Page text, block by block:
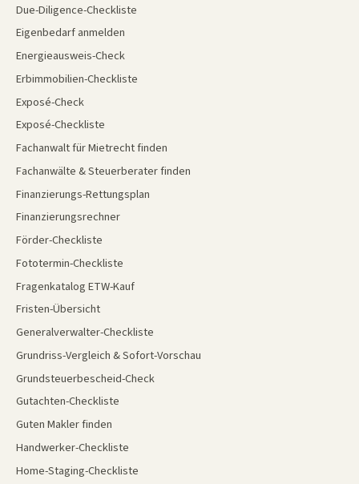
Due-Diligence-Checkliste
Eigenbedarf anmelden
Energieausweis-Check
Erbimmobilien-Checkliste
Exposé-Check
Exposé-Checkliste
Fachanwalt für Mietrecht finden
Fachanwälte & Steuerberater finden
Finanzierungs-Rettungsplan
Finanzierungsrechner
Förder-Checkliste
Fototermin-Checkliste
Fragenkatalog ETW-Kauf
Fristen-Übersicht
Generalverwalter-Checkliste
Grundriss-Vergleich & Sofort-Vorschau
Grundsteuerbescheid-Check
Gutachten-Checkliste
Guten Makler finden
Handwerker-Checkliste
Home-Staging-Checkliste